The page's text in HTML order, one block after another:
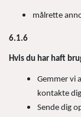
målrette
6.1.6
Hvis du har haft
Gemmer vi
kontakte
Sende dig